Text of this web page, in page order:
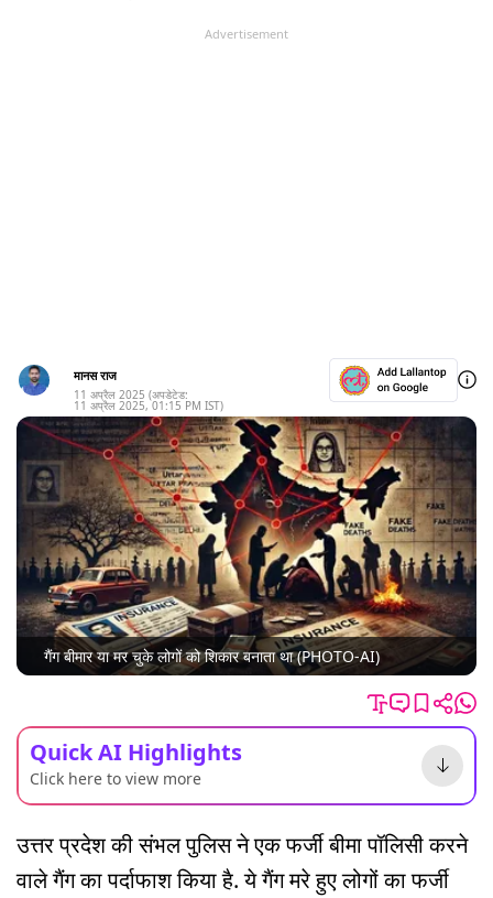
Advertisement
मानस राज
11 अप्रैल 2025 (अपडेटेड:
11 अप्रैल 2025, 01:15 PM IST)
गैंग बीमार या मर चुके लोगों को शिकार बनाता था (PHOTO-AI)
Quick AI Highlights
Click here to view more
उत्तर प्रदेश की संभल पुलिस ने एक फर्जी बीमा पॉलिसी करने
वाले गैंग का पर्दाफाश किया है. ये गैंग मरे हुए लोगों का फर्जी